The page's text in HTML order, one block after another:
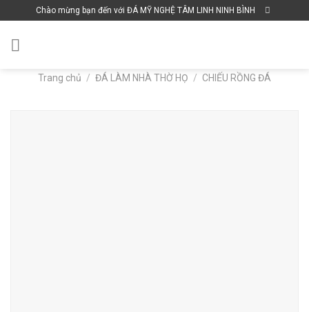
to
content
Chào mừng bạn đến với ĐÁ MỸ NGHỆ TÂM LINH NINH BÌNH
Trang chủ / ĐÁ LÀM NHÀ THỜ HỌ / CHIẾU RỒNG ĐÁ